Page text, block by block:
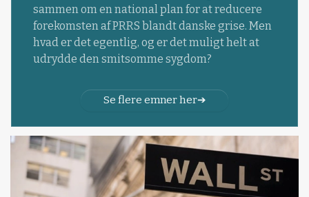
sammen om en national plan for at reducere
forekomsten af PRRS blandt danske grise. Men
hvad er det egentlig, og er det muligt helt at
udrydde den smitsomme sygdom?
Se flere emner her